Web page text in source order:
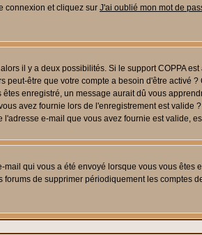
connexion et cliquez sur J'ai oublié mon mot de
il y a deux possibilités. Si le support COPPA
être que votre compte a besoin d'être activé
enregistré, un message aurait dû vous
avez fournie lors de l'enregistrement est valide
e-mail que vous avez fournie est valide,
qui vous a été envoyé lorsque vous vous êtes
de supprimer périodiquement les comptes